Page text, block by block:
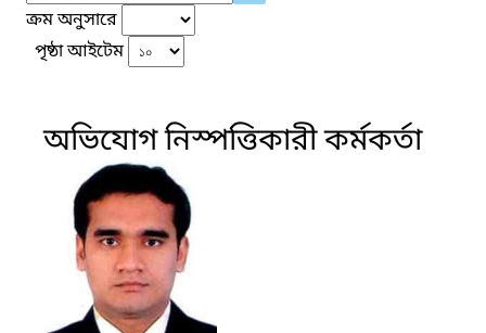
ক্রম অনুসারে
পৃষ্ঠা আইটেম
অভিযোগ নিস্পত্তিকারী কর্মকর্তা